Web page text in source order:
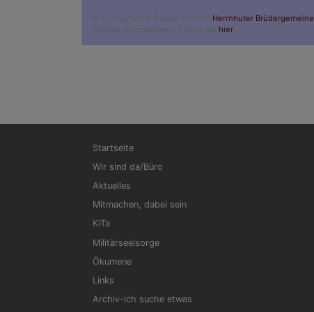
© Evangelische Brüder-Unität – Herrnhuter Brüdergemeine
Weitere Informationen finden Sie hier .
Hauptnavigation
Startseite
Wir sind da/Büro
Aktuelles
Mitmachen, dabei sein
KiTa
Militärseelsorge
Ökumene
Links
Archiv-ich suche etwas